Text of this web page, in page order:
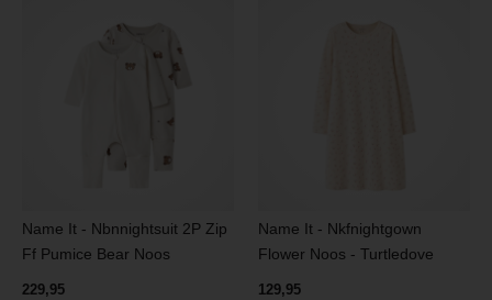
Name It - Nbnnightsuit 2P Zip
Ff Pumice Bear Noos
229,95
Name It - Nkfnightgown
Flower Noos - Turtledove
129,95